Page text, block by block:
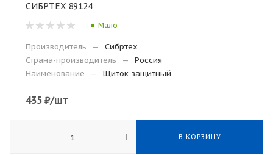
СИБРТЕХ 89124
Мало
Производитель —
Сибртех
Страна-производитель
—
Россия
Наименование
— Щиток защитный
435 ₽/шт
В КОРЗИНУ